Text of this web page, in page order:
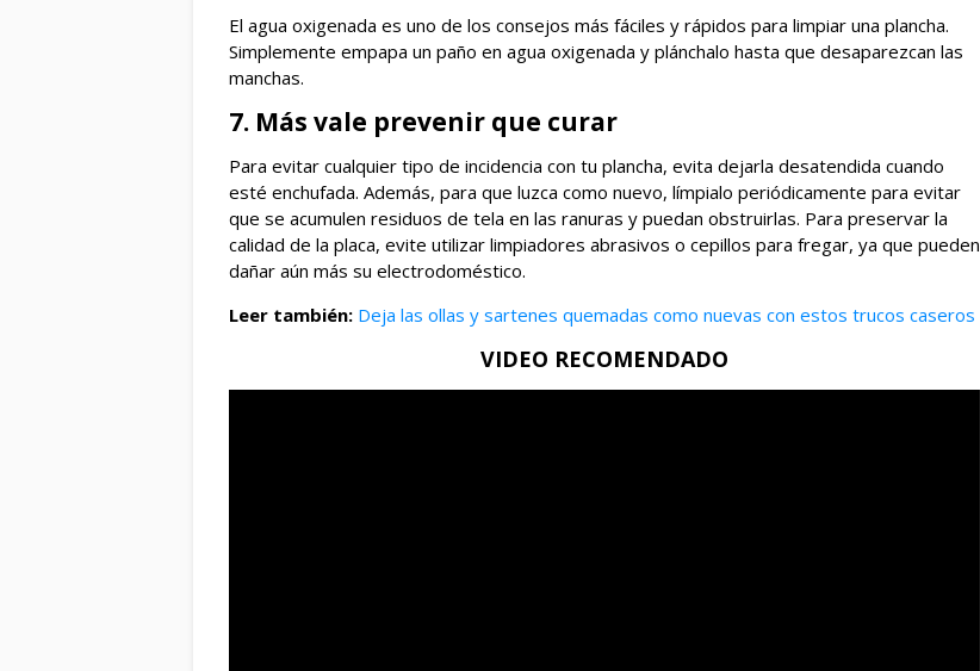
El agua oxigenada es uno de los consejos más fáciles y rápidos para limpiar una plancha.
Simplemente empapa un paño en agua oxigenada y plánchalo hasta que desaparezcan las
manchas.
7. Más vale prevenir que curar
Para evitar cualquier tipo de incidencia con tu plancha, evita dejarla desatendida cuando
esté enchufada. Además, para que luzca como nuevo, límpialo periódicamente para evitar
que se acumulen residuos de tela en las ranuras y puedan obstruirlas. Para preservar la
calidad de la placa, evite utilizar limpiadores abrasivos o cepillos para fregar, ya que pueden
dañar aún más su electrodoméstico.
Leer también: Deja las ollas y sartenes quemadas como nuevas con estos trucos caseros
VIDEO RECOMENDADO